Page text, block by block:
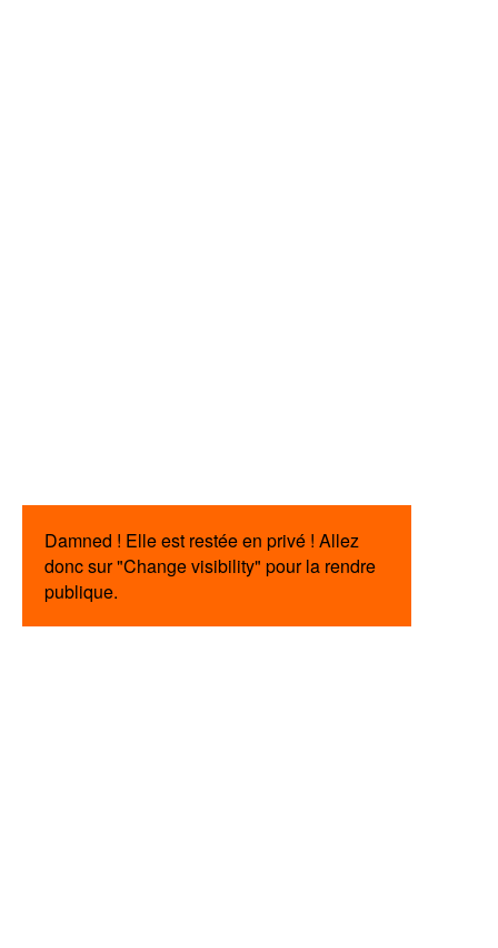
Damned ! Elle est restée en privé ! Allez
donc sur "Change visibility" pour la rendre
publique.